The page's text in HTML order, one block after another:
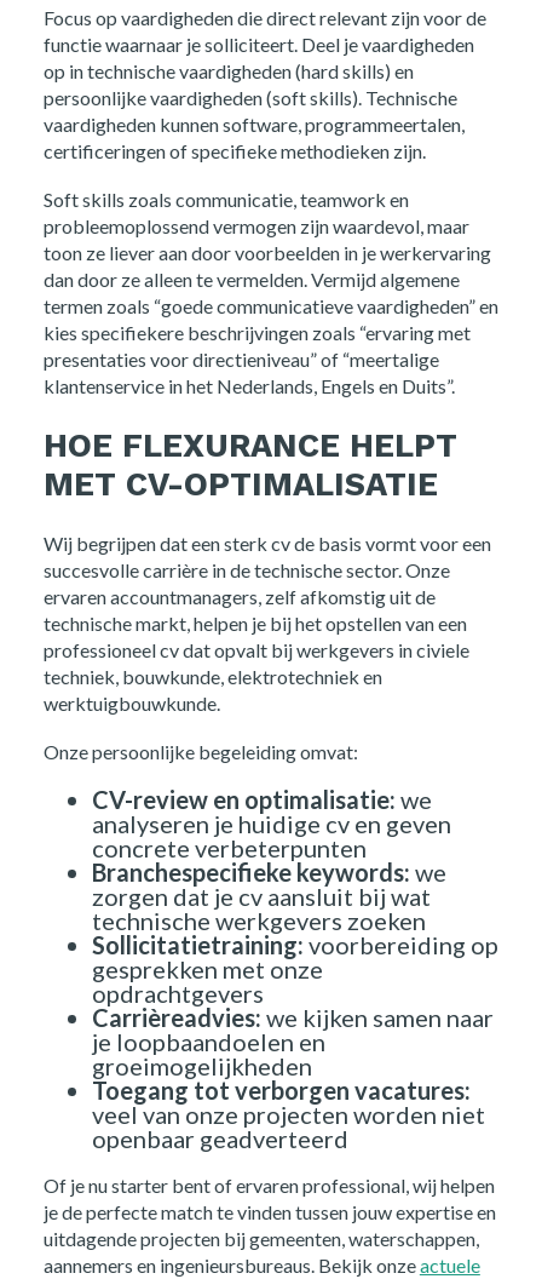
Opdrachtgevers
Over ons
Nieuws
FAQ
Vacatures
Focus op vaardigheden die direct relevant zijn voor de
functie waarnaar je solliciteert. Deel je vaardigheden
op in technische vaardigheden (hard skills) en
persoonlijke vaardigheden (soft skills). Technische
vaardigheden kunnen software, programmeertalen,
certificeringen of specifieke methodieken zijn.
Soft skills zoals communicatie, teamwork en
probleemoplossend vermogen zijn waardevol, maar
toon ze liever aan door voorbeelden in je werkervaring
dan door ze alleen te vermelden. Vermijd algemene
termen zoals “goede communicatieve vaardigheden” en
kies specifiekere beschrijvingen zoals “ervaring met
presentaties voor directieniveau” of “meertalige
klantenservice in het Nederlands, Engels en Duits”.
HOE FLEXURANCE HELPT
MET CV-OPTIMALISATIE
Wij begrijpen dat een sterk cv de basis vormt voor een
succesvolle carrière in de technische sector. Onze
ervaren accountmanagers, zelf afkomstig uit de
technische markt, helpen je bij het opstellen van een
professioneel cv dat opvalt bij werkgevers in civiele
techniek, bouwkunde, elektrotechniek en
werktuigbouwkunde.
Onze persoonlijke begeleiding omvat:
CV-review en optimalisatie: we
analyseren je huidige cv en geven
concrete verbeterpunten
Branchespecifieke keywords: we
zorgen dat je cv aansluit bij wat
technische werkgevers zoeken
Sollicitatietraining: voorbereiding op
gesprekken met onze
opdrachtgevers
Carrièreadvies: we kijken samen naar
je loopbaandoelen en
groeimogelijkheden
Toegang tot verborgen vacatures:
veel van onze projecten worden niet
openbaar geadverteerd
Of je nu starter bent of ervaren professional, wij helpen
je de perfecte match te vinden tussen jouw expertise en
uitdagende projecten bij gemeenten, waterschappen,
aannemers en ingenieursbureaus. Bekijk onzeactuele